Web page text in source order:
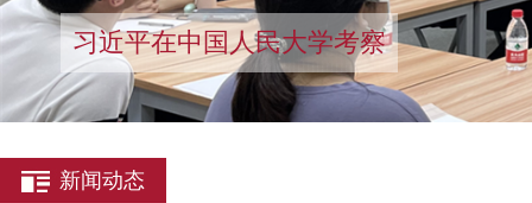
习近平在中国人民大学考察
新闻动态